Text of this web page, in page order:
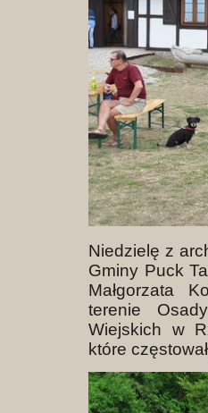
Niedzielę z
Gminy Puck
Małgorzata
terenie
Wiejskich w
które